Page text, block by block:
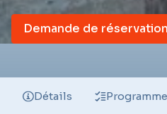
Demande de réservation
Détails Programme